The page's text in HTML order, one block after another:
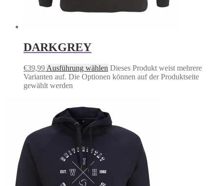
DARKGREY
€39,99 Ausführung wählen Dieses Produkt weist mehrere
Varianten auf. Die Optionen können auf der Produktseite
gewählt werden